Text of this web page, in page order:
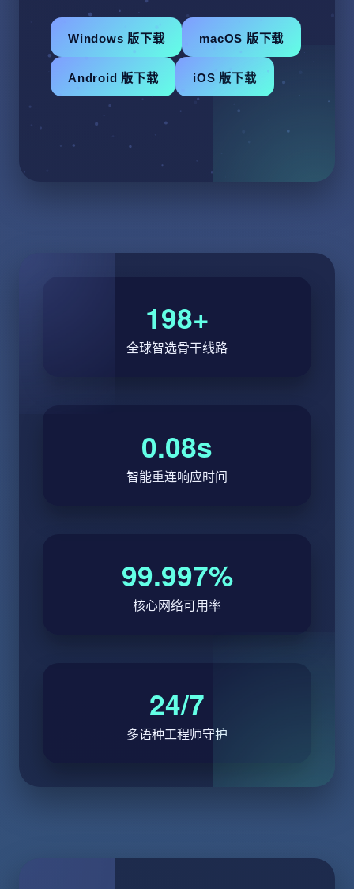
Windows 版下载 macOS 版下载
Android 版下载 iOS 版下载
198+
全球智选骨干线路
0.08s
智能重连响应时间
99.997%
核心网络可用率
24/7
多语种工程师守护